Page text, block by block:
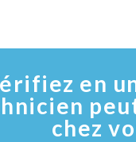
en
chez